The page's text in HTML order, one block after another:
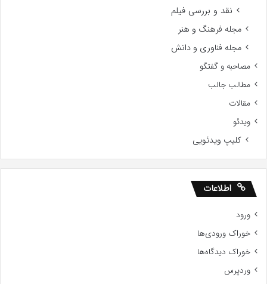
نقد و بررسی فیلم
مجله فرهنگ و هنر
مجله فناوری و دانش
مصاحبه و گفتگو
مطالب جالب
مقالات
ویدئو
کلیپ ویدئویی
اطلاعات
ورود
خوراک ورودی‌ها
خوراک دیدگاه‌ها
وردپرس